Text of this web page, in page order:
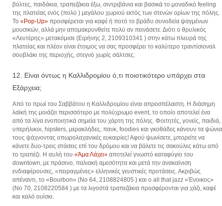
βόλτες, παιδάκια, τραπεζάκια έξω, σιντριβάνια και βασικά το μοναδικό feeling
της πλατείας ενός (πολύ ) μεγάλου χωριού εκτός των στενών ορίων της πόλης.
Το «Pop-Up» προσφέρεται για καφέ ή ποτό το βράδυ συνοδεία ψαγμένων
μουσικών, αλλά­ μην απομακρυνθείτε πολύ αν πεινάσετε. Διότι ο θρυλικός
«Λευτέρης» μετακόμισε (Ειρήνης 2, 2109310341 ) στην κάτω πλευρά της
πλατείας και πλέον είναι έτοιμος να σας προσφέρει το καλύτερο τραντίσιοναλ
σουβλάκι της περιοχής, στεγνό χωρίς σάλτσες.
12. Είναι όντως η Καλλιδρομίου ό,τι ποιοτικότερο υπάρχει στα
Εξάρχεια;
Από το πρωί του Σαββάτου η Καλλιδρομίου­ είναι απροσπέλαστη. Η διάσημη
λαϊκή της μοιάζει περισσότερο με πολύχρωμο event, το οποίο αποτελεί ένα
από τα λίγα ενοποιητικά σημεία του χάρτη της πόλης. Φοιτητές, γονείς, παιδιά,
υπερήλικοι, hipsters, μερακλήδες, πανκ, foodies και γκοθάδες κάνουν τα ψώνια
τους ψάχνοντας οπωρολαχανικές ευκαιρίες! Αφού ψωνίσετε, μπορείτε να
κάνετε δυο-τρεις στάσεις επί του δρόμου και να βάλετε τις σακούλες κάτω από
το τραπέζι. Η αυλή του «Άμα Λάχει» αποτελεί γνωστό καταφύγιο του
downtown, με πράσινο, παλιακή αμεσότητα και μετά την ανακαίνιση
ενδιαφέρουσες, «πειραγμένες» ελληνικές γευστικές προτάσεις. Ακριβώς
απέναντι, το «Bourbon» (Νο 64, 2108824805 ) και ο all that jazz «Ένοικος»
(Νο 70, 2108220584 ) με τα λιγοστά τραπεζάκια προσφέρονται για χάζι, καφέ
και καλό ουίσκι.